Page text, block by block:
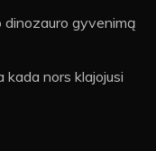
dinozauro gyvenimą
kada nors klajojusi